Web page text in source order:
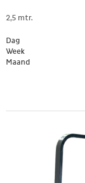
2,5 mtr.
Dag
Week
Maand